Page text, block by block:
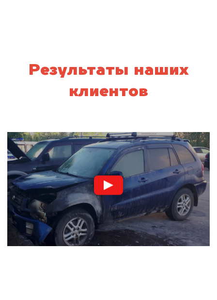
Результаты наших
клиентов